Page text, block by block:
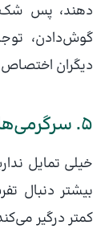
دهند، پس شک
گوش‌دادن،
دیگران
۵. سرگرمی‌های بی‌محتوا را ترجیح می‌دهید
خیلی تمایل
بیشتر دنبال
کمتر درگیر